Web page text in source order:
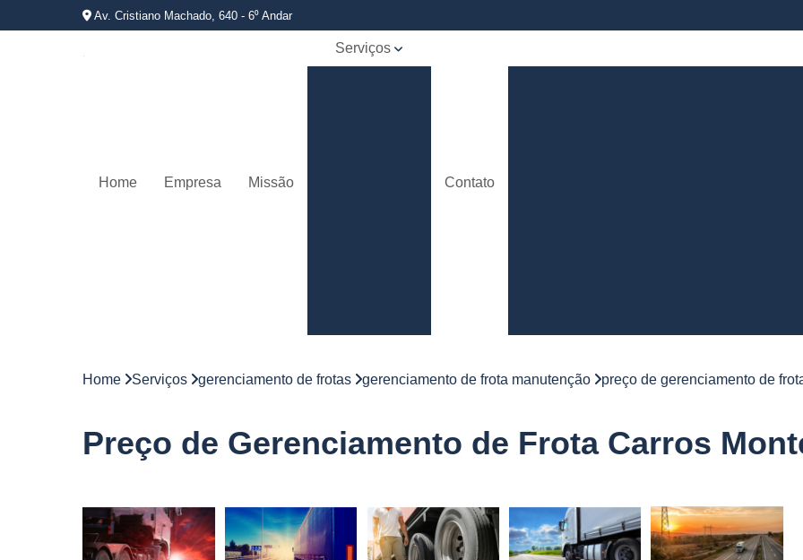
Av. Cristiano Machado, 640 - 6⁰ Andar
Home Empresa Missão
Serviços
Monitoramento
de frotas
Rastreador
carro
Contato
Controle de Jornada Motorista
Controle de Abastecimento de
Controle de Frota
Controle de Frota
Controle de Frota de Caminhões
Home Serviços gerenciamento de frotas gerenciamento de frota manutenção preço de gerenciamento de
Preço de Gerenciamento de Frota Carros